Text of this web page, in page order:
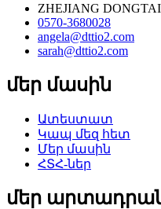
ZHEJIANG
0570-3680028
angela@dttio2.com
sarah@dttio2.com
մեր մասին
Ատեստատ
Կապ մեզ հետ
Մեր մասին
ՀՏՀ-ներ
մեր